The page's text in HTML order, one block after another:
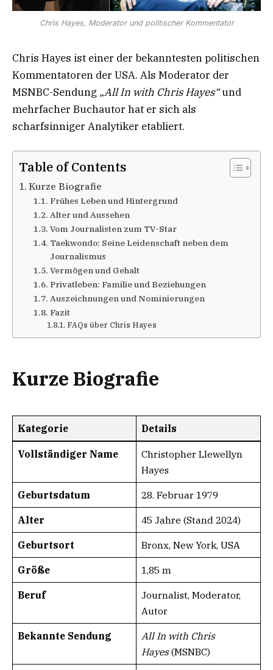
Chris Hayes, Moderator und politischer Kommentator
Chris Hayes ist einer der bekanntesten politischen
Kommentatoren der USA. Als Moderator der
MSNBC-Sendung „All In with Chris Hayes“und
mehrfacher Buchautor hat er sich als
scharfsinniger Analytiker etabliert.
Table of Contents
Kurze Biografie
Frühes Leben und Hintergrund
Alter und Aussehen
Vom Journalisten zum TV-Star
Taekwondo: Seine Leidenschaft neben dem
Journalismus
Vermögen und Gehalt
Privatleben: Familie und Beziehungen
Auszeichnungen und Nominierungen
Fazit
FAQs über Chris Hayes
Kurze Biografie
Kategorie Details
Vollständiger Name
Christopher Llewellyn
Hayes
Geburtsdatum 28. Februar 1979
Alter 45 Jahre (Stand 2024)
Geburtsort Bronx, New York, USA
Größe 1,85 m
Beruf
Journalist, Moderator,
Autor
Bekannte Sendung
All In with Chris
Hayes(MSNBC)